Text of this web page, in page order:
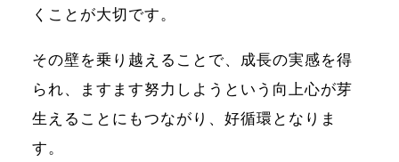
くことが大切です。
その壁を乗り越えることで、成長の実感を得
られ、ますます努力しようという向上心が芽
生えることにもつながり、好循環となりま
す。